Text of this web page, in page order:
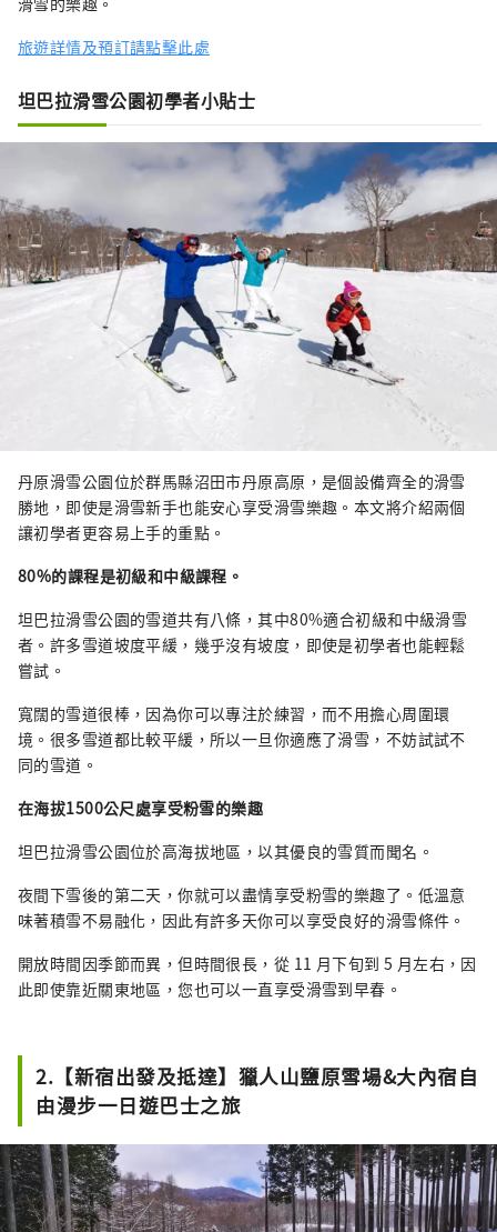
旅遊詳情及預訂請點擊此處
坦巴拉滑雪公園初學者小貼士
丹原滑雪公園位於群馬縣沼田市丹原高原，是個設備齊全的滑雪
勝地，即使是滑雪新手也能安心享受滑雪樂趣。本文將介紹兩個
讓初學者更容易上手的重點。
80%的課程是初級和中級課程。
坦巴拉滑雪公園的雪道共有八條，其中80%適合初級和中級滑雪
者。許多雪道坡度平緩，幾乎沒有坡度，即使是初學者也能輕鬆
嘗試。
寬闊的雪道很棒，因為你可以專注於練習，而不用擔心周圍環
境。很多雪道都比較平緩，所以一旦你適應了滑雪，不妨試試不
同的雪道。
在海拔1500公尺處享受粉雪的樂趣
坦巴拉滑雪公園位於高海拔地區，以其優良的雪質而聞名。
夜間下雪後的第二天，你就可以盡情享受粉雪的樂趣了。低溫意
味著積雪不易融化，因此有許多天你可以享受良好的滑雪條件。
開放時間因季節而異，但時間很長，從 11 月下旬到 5 月左右，因
此即使靠近關東地區，您也可以一直享受滑雪到早春。
2.【新宿出發及抵達】獵人山鹽原雪場&大內宿自
由漫步一日遊巴士之旅